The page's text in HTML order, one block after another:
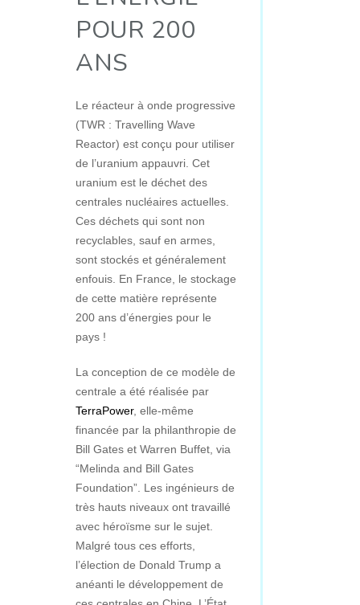
POUR 200
ANS
Le réacteur à onde progressive
(TWR : Travelling Wave
Reactor) est conçu pour utiliser
de l’uranium appauvri. Cet
uranium est le déchet des
centrales nucléaires actuelles.
Ces déchets qui sont non
recyclables, sauf en armes,
sont stockés et généralement
enfouis. En France, le stockage
de cette matière représente
200 ans d’énergies pour le
pays !
La conception de ce modèle de
centrale a été réalisée par
TerraPower, elle-même
financée par la philanthropie de
Bill Gates et Warren Buffet, via
“Melinda and Bill Gates
Foundation”. Les ingénieurs de
très hauts niveaux ont travaillé
avec héroïsme sur le sujet.
Malgré tous ces efforts,
l’élection de Donald Trump a
anéanti le développement de